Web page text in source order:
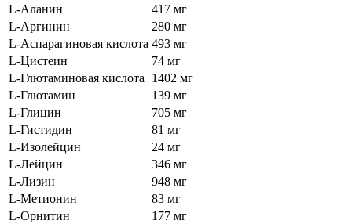
L-Аланин
417 мг
L-Аргинин
280 мг
L-Аспарагиновая кислота 493 мг
L-Цистеин
74 мг
L-Глютаминовая кислота 1402 мг
L-Глютамин
139 мг
L-Глицин
705 мг
L-Гистидин
81 мг
L-Изолейцин
24 мг
L-Лейцин
346 мг
L-Лизин
948 мг
L-Метионин
83 мг
L-Орнитин
177 мг